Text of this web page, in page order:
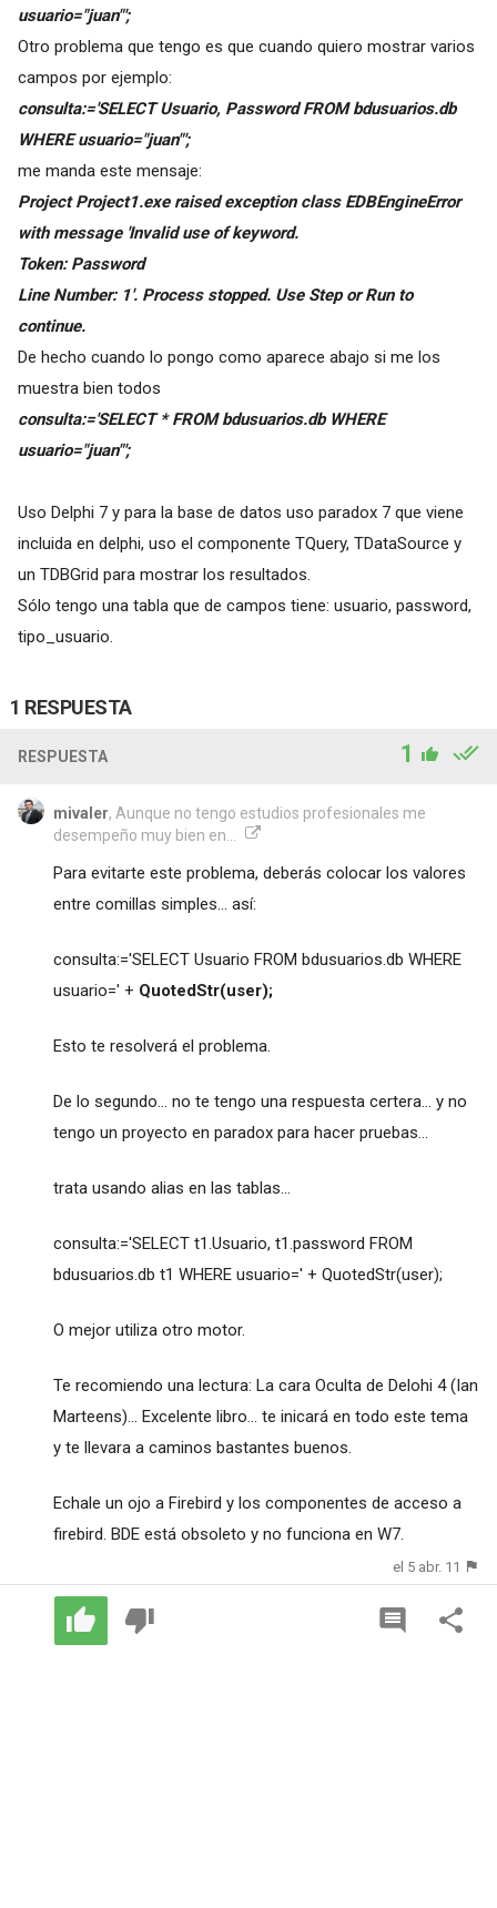
usuario="juan"';
Otro problema que tengo es que cuando quiero mostrar varios
campos por ejemplo:
consulta:='SELECT Usuario, Password FROM bdusuarios.db
WHERE usuario="juan"';
me manda este mensaje:
Project Project1.exe raised exception class EDBEngineError
with message 'Invalid use of keyword.
Token: Password
Line Number: 1'. Process stopped. Use Step or Run to
continue.
De hecho cuando lo pongo como aparece abajo si me los
muestra bien todos
consulta:='SELECT * FROM bdusuarios.db WHERE
usuario="juan"';
Uso Delphi 7 y para la base de datos uso paradox 7 que viene
incluida en delphi, uso el componente TQuery, TDataSource y
un TDBGrid para mostrar los resultados.
Sólo tengo una tabla que de campos tiene: usuario, password,
tipo_usuario.
1 RESPUESTA
RESPUESTA 1
mivaler, Aunque no tengo estudios profesionales me
desempeño muy bien en...
Para evitarte este problema, deberás colocar los valores
entre comillas simples... así:
consulta:='SELECT Usuario FROM bdusuarios.db WHERE
usuario=' + QuotedStr(user);
Esto te resolverá el problema.
De lo segundo... no te tengo una respuesta certera... y no
tengo un proyecto en paradox para hacer pruebas...
trata usando alias en las tablas...
consulta:='SELECT t1.Usuario, t1.password FROM
bdusuarios.db t1 WHERE usuario=' + QuotedStr(user);
O mejor utiliza otro motor.
Te recomiendo una lectura: La cara Oculta de Delohi 4 (Ian
Marteens)... Excelente libro... te inicará en todo este tema
y te llevara a caminos bastantes buenos.
Echale un ojo a Firebird y los componentes de acceso a
firebird. BDE está obsoleto y no funciona en W7.
el 5 abr. 11